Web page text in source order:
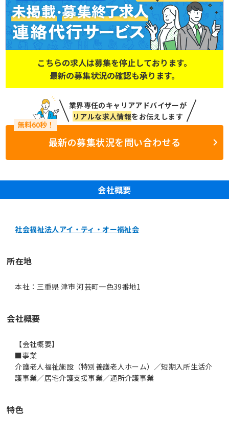
こちらの求人は募集を停止しております。
最新の募集状況の確認も承ります。
業界専任のキャリアアドバイザーが
リアルな求人情報をお伝えします
最新の募集状況を問い合わせる
会社概要
社会福祉法人アイ・ティ・オー福祉会
所在地
本社：三重県 津市 河芸町一色39番地1
会社概要
【会社概要】
■事業
介護老人福祉施設（特別養護老人ホーム）／短期入所生活介
特色